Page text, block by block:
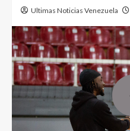
Ultimas Noticias Venezuela